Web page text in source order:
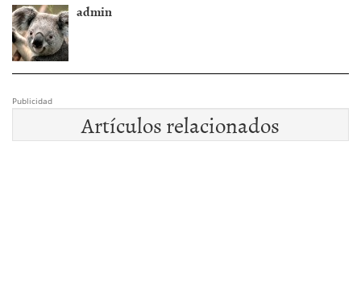
admin
Publicidad
Artículos relacionados